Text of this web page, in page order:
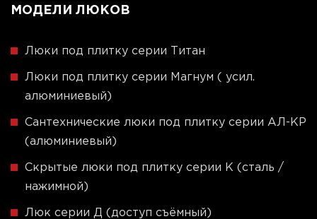
МОДЕЛИ ЛЮКОВ
Люки под плитку серии Титан
Люки под плитку серии Магнум ( усил.
алюминиевый)
Сантехнические люки под плитку серии АЛ-КР
(алюминиевый)
Скрытые люки под плитку серии K (сталь /
нажимной)
Люк серии Д (доступ съёмный)